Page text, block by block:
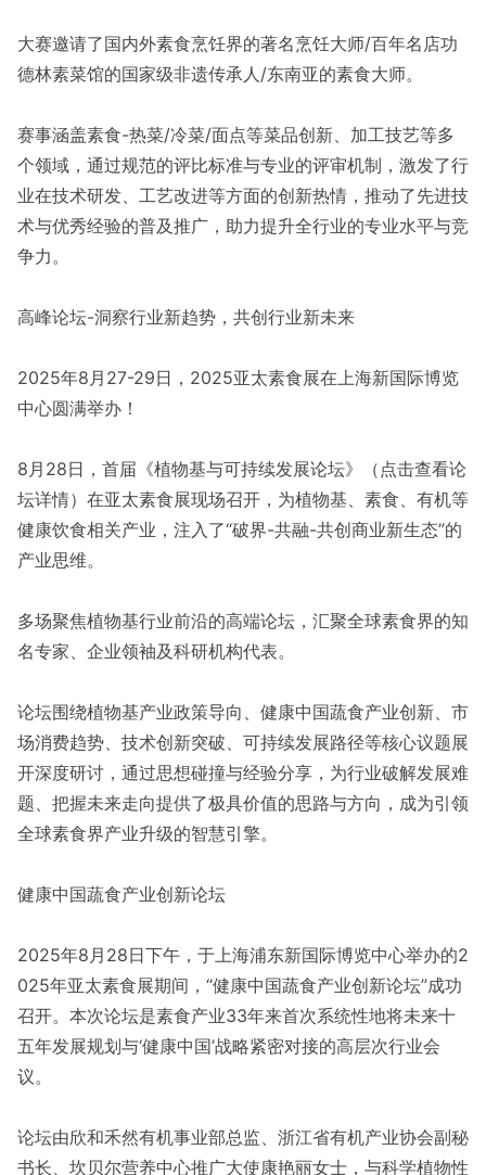
大赛邀请了国内外素食烹饪界的著名烹饪大师/百年名店功
德林素菜馆的国家级非遗传承人/东南亚的素食大师。
赛事涵盖素食-热菜/冷菜/面点等菜品创新、加工技艺等多
个领域，通过规范的评比标准与专业的评审机制，激发了行
业在技术研发、工艺改进等方面的创新热情，推动了先进技
术与优秀经验的普及推广，助力提升全行业的专业水平与竞
争力。
高峰论坛-洞察行业新趋势，共创行业新未来
2025年8月27-29日，2025亚太素食展在上海新国际博览
中心圆满举办！
8月28日，首届《植物基与可持续发展论坛》（点击查看论
坛详情）在亚太素食展现场召开，为植物基、素食、有机等
健康饮食相关产业，注入了“破界-共融-共创商业新生态”的
产业思维。
多场聚焦植物基行业前沿的高端论坛，汇聚全球素食界的知
名专家、企业领袖及科研机构代表。
论坛围绕植物基产业政策导向、健康中国蔬食产业创新、市
场消费趋势、技术创新突破、可持续发展路径等核心议题展
开深度研讨，通过思想碰撞与经验分享，为行业破解发展难
题、把握未来走向提供了极具价值的思路与方向，成为引领
全球素食界产业升级的智慧引擎。
健康中国蔬食产业创新论坛
2025年8月28日下午，于上海浦东新国际博览中心举办的2
025年亚太素食展期间，“健康中国蔬食产业创新论坛”成功
召开。本次论坛是素食产业33年来首次系统性地将未来十
五年发展规划与‘健康中国’战略紧密对接的高层次行业会
议。
论坛由欣和禾然有机事业部总监、浙江省有机产业协会副秘
书长、坎贝尔营养中心推广大使康艳丽女士，与科学植物性